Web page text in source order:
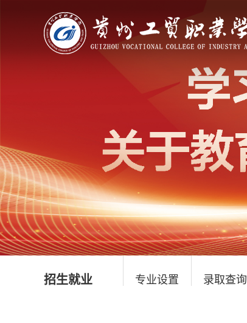
招生就业 专业设置 录取查询